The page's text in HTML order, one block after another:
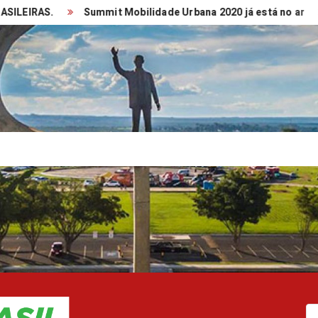
Summit Mobilidade Urbana 2020 já está no ar